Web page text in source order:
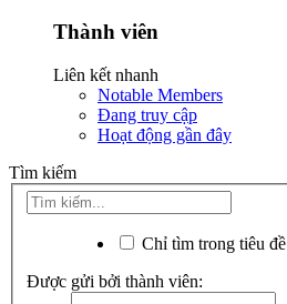
Thành viên
Liên kết nhanh
Notable Members
Đang truy cập
Hoạt động gần đây
Tìm kiếm
Chỉ tìm trong tiêu đề
Được gửi bởi thành viên: